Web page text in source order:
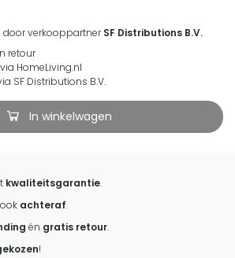
door verkooppartnerSF Distributions B.V.
retour
HomeLiving.nl
SF Distributions B.V.
In winkelwagen
kwaliteitsgarantie.
achteraf.
én gratis retour.
!